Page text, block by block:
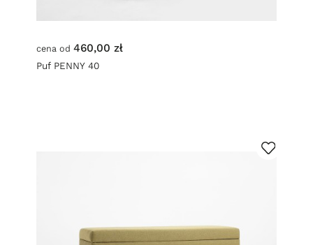
cena od 460,00 zł
Puf PENNY 40